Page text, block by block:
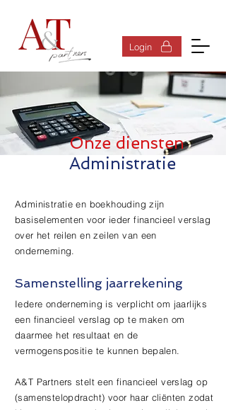
Login
Onze diensten
Administratie
Administratie en boekhouding zijn
basiselementen voor ieder financieel verslag
over het reilen en zeilen van een
onderneming.
Samenstelling jaarrekening
Iedere onderneming is verplicht om jaarlijks
een financieel verslag op te maken om
daarmee het resultaat en de
vermogenspositie te kunnen bepalen.
A&T Partners stelt een financieelverslag op
(samenstelopdracht) voor haar cliënten zodat